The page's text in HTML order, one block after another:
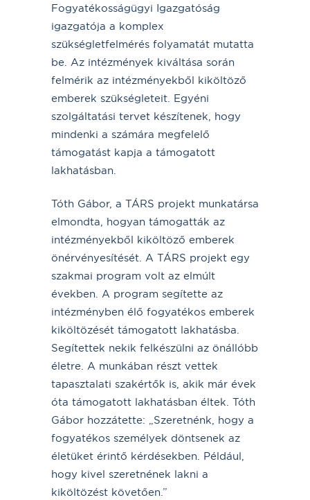
Fogyatékosságügyi Igazgatóság
igazgatója a komplex
szükségletfelmérés folyamatát mutatta
be. Az intézmények kiváltása során
felmérik az intézményekből kiköltöző
emberek szükségleteit. Egyéni
szolgáltatási tervet készítenek, hogy
mindenki a számára megfelelő
támogatást kapja a támogatott
lakhatásban.
Tóth Gábor, a TÁRS projekt munkatársa
elmondta, hogyan támogatták az
intézményekből kiköltöző emberek
önérvényesítését. A TÁRS projekt egy
szakmai program volt az elmúlt
években. A program segítette az
intézményben élő fogyatékos emberek
kiköltözését támogatott lakhatásba.
Segítettek nekik felkészülni az önállóbb
életre. A munkában részt vettek
tapasztalati szakértők is, akik már évek
óta támogatott lakhatásban éltek. Tóth
Gábor hozzátette: „Szeretnénk, hogy a
fogyatékos személyek döntsenek az
életüket érintő kérdésekben. Például,
hogy kivel szeretnének lakni a
kiköltözést követően.”